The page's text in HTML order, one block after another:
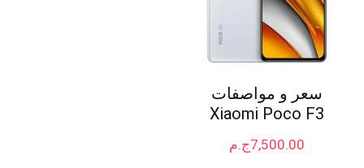
سعر و مواصفات
Xiaomi Poco F3
ج.م7,500.00